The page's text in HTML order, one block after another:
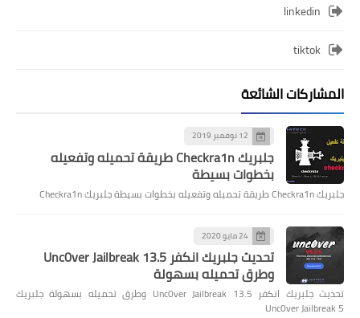
linkedin
tiktok
المشاركات الشائعة
12 نوفمبر 2019
جلبريك Checkra1n طريقة تحميله وتفعيله
بخطوات بسيطة
جلبريك Checkra1n طريقة تحميله وتفعيله بخطوات بسيطة جلبريك Checkra1n
24 مايو 2020
تحديث جلبريك انكفر Unc0ver Jailbreak 13.5
وطرق تحميله بسهولة
تحديث جلبريك انكفر Unc0ver Jailbreak 13.5 وطرق تحميله بسهولة جلبريك
Unc0ver Jailbreak 5